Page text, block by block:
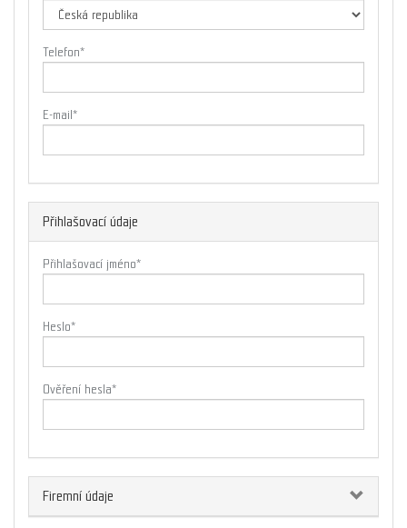
Telefon*
E-mail *
Přihlašovací údaje
Přihlašovací jméno*
Heslo*
Ověření hesla*
Firemní údaje